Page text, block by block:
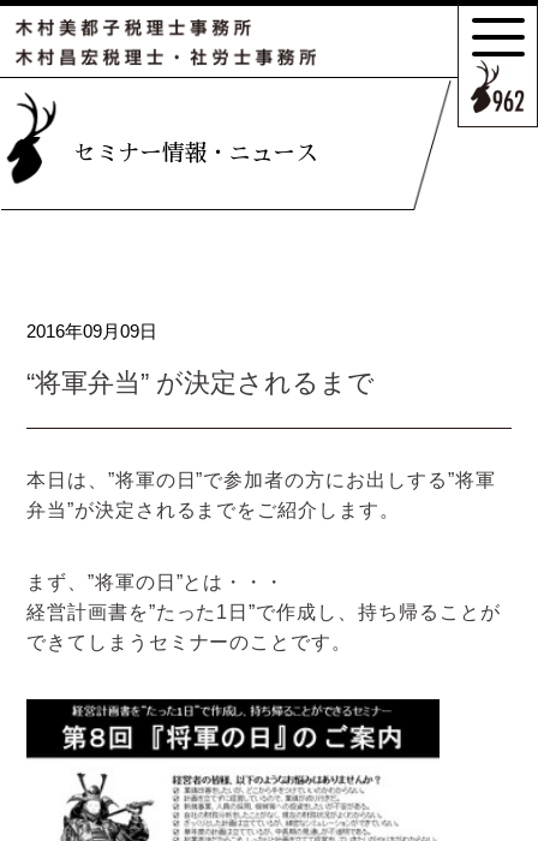
セミナー情報・ニュース
2016年09月09日
“将軍弁当” が決定されるまで
本日は、”将軍の日”で参加者の方にお出しする”将軍
弁当”が決定されるまでをご紹介します。
まず、”将軍の日”とは・・・
経営計画書を”たった1日”で作成し、持ち帰ることが
できてしまうセミナーのことです。
相続の
お電話・
お問合せフォーム